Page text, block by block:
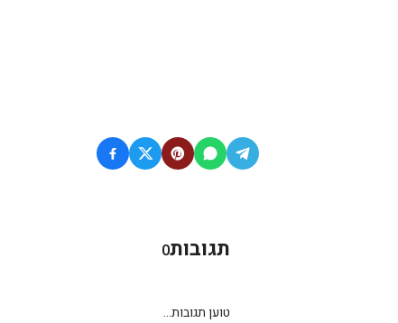
תגובות0
טוען תגובות...